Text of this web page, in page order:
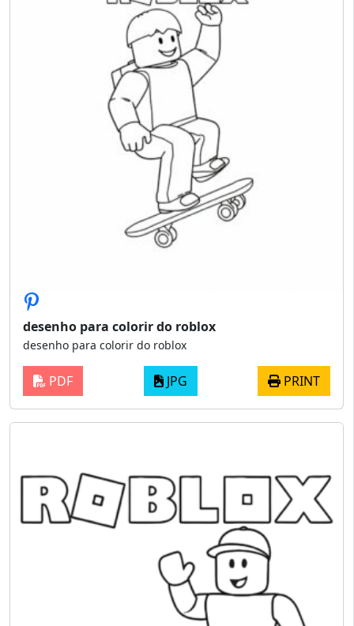
desenho para colorir do roblox
desenho para colorir do roblox
PDF JPG PRINT